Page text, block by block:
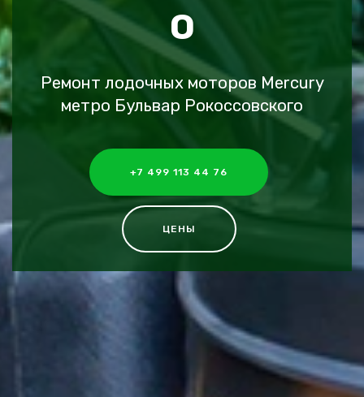
О
Ремонт лодочных моторов Mercury
метро Бульвар Рокоссовского
+7 499 113 44 76
ЦЕНЫ